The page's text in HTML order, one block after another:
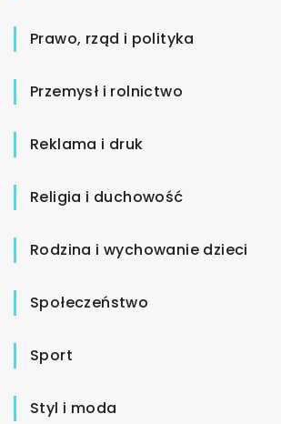
Prawo, rząd i polityka
Przemysł i rolnictwo
Reklama i druk
Religia i duchowość
Rodzina i wychowanie dzieci
Społeczeństwo
Sport
Styl i moda